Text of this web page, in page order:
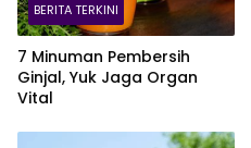
BERITA TERKINI
7 Minuman Pembersih
Ginjal, Yuk Jaga Organ
Vital